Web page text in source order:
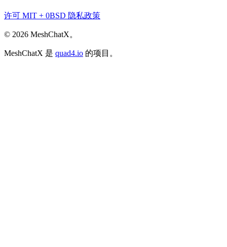
许可 MIT + 0BSD 隐私政策
© 2026 MeshChatX。
MeshChatX 是 quad4.io 的项目。